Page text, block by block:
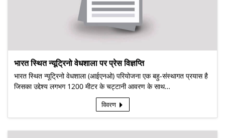
भारत स्थित न्यूट्रिनो वेधशाला पर प्रेस विज्ञप्ति
भारत स्थित न्यूट्रिनो वेधशाला (आईएनओ) परियोजना एक बहु-संस्थागत प्रयास है
जिसका उद्देश्य लगभग 1200 मीटर के चट्टानी आवरण के साथ…
विवरण